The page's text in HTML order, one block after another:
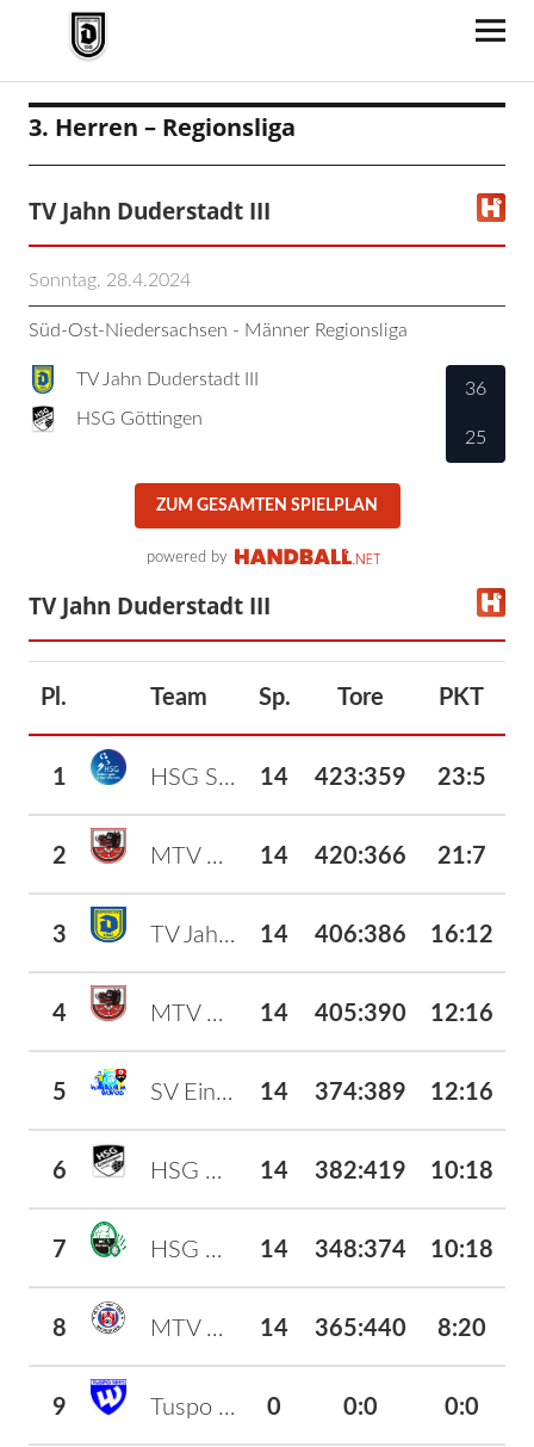
TV Jahn Duderstadt
3. Herren – Regionsliga
TV Jahn Duderstadt III
Sonntag, 28.4.2024
Süd-Ost-Niedersachsen - Männer Regionsliga
TV Jahn Duderstadt III
HSG Göttingen
36
25
ZUM GESAMTEN SPIELPLAN
powered by
TV Jahn Duderstadt III
Pl. Team Sp. Tore PKT
1 HSG Schoning./Uslar/Wiens. II 14 423:359 23:5
2 MTV Geismar IV 14 420:366 21:7
3 TV Jahn Duderstadt III 14 406:386 16:12
4 MTV Geismar III 14 405:390 12:16
5 SV Einheit 1875 Worbis II 14 374:389 12:16
6 HSG Göttingen 14 382:419 10:18
7 HSG Rhumetal III 14 348:374 10:18
8 MTV Moringen II 14 365:440 8:20
9 Tuspo Weende II 0 0:0 0:0